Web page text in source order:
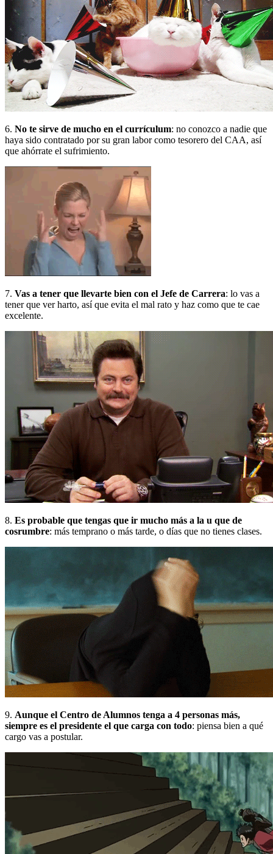
6. No te sirve de mucho en el currículum: no conozco a nadie que
haya sido contratado por su gran labor como tesorero del CAA, así
que ahórrate el sufrimiento.
7. Vas a tener que llevarte bien con el Jefe de Carrera: lo vas a
tener que ver harto, así que evita el mal rato y haz como que te cae
excelente.
8. Es probable que tengas que ir mucho más a la u que de
cosrumbre: más temprano o más tarde, o días que no tienes clases.
9. Aunque el Centro de Alumnos tenga a 4 personas más,
siempre es el presidente el que carga con todo: piensa bien a qué
cargo vas a postular.